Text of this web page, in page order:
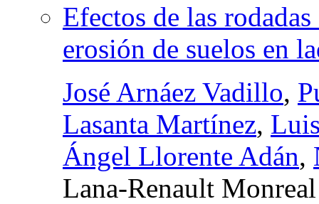
Efectos de las
erosión de suelos en
José Arnáez Vadillo,
Lasanta Martínez,
Ángel Llorente Adán,
Lana-Renault Monreal